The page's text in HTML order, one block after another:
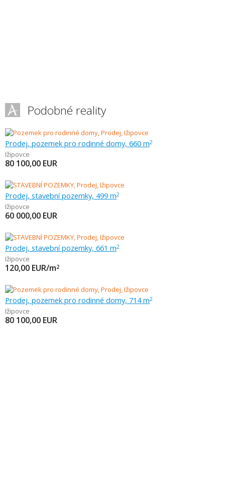
Podobné reality
Prodej, pozemek pro rodinné domy, 660 m2
Ižipovce
80 100,00 EUR
Prodej, stavební pozemky, 499 m2
Ižipovce
60 000,00 EUR
Prodej, stavební pozemky, 661 m2
Ižipovce
120,00 EUR/m2
Prodej, pozemek pro rodinné domy, 714 m2
Ižipovce
80 100,00 EUR